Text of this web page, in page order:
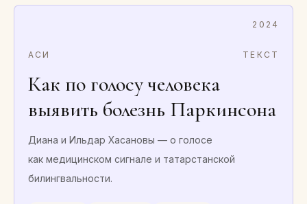
2024
АСИ ТЕКСТ
Как по голосу человека
выявить болезнь Паркинсона
Диана и Ильдар Хасановы — о голосе
как медицинском сигнале и татарстанской
билингвальности.